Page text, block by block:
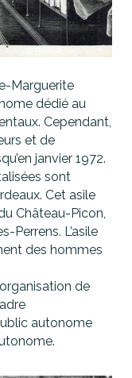
Marguerite
dédié au
Cependant,
et de
janvier 1972.
sont
Cet asile
Château-Picon,
Perrens. L’asile
des hommes
de
autonome